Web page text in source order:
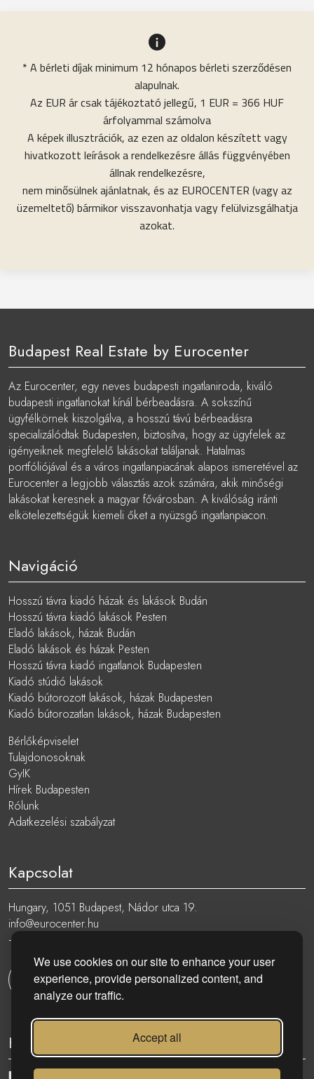
We use cookies on our site to enhance your user
experience, provide personalized content, and
analyze our traffic.
Accept all
* A bérleti díjak minimum 12 hónapos bérleti szerződésen
alapulnak.
Az EUR ár csak tájékoztató jellegű, 1 EUR = 366 HUF
árfolyammal számolva
A képek illusztrációk, az ezen az oldalon készített vagy
hivatkozott leírások a rendelkezésre állás függvényében
állnak rendelkezésre,
nem minősülnek ajánlatnak, és az EUROCENTER (vagy az
üzemeltető) bármikor visszavonhatja vagy felülvizsgálhatja
azokat.
Budapest Real Estate by Eurocenter
Az Eurocenter, egy neves budapesti ingatlaniroda, kiváló
budapesti ingatlanokat kínál bérbeadásra. A sokszínű
ügyfélkörnek kiszolgálva, a hosszú távú bérbeadásra
specializálódtak Budapesten, biztosítva, hogy az ügyfelek az
igényeiknek megfelelő lakásokat találjanak. Hatalmas
portfóliójával és a város ingatlanpiacának alapos ismeretével az
Eurocenter a legjobb választás azok számára, akik minőségi
lakásokat keresnek a magyar fővárosban. A kiválóság iránti
elkötelezettségük kiemeli őket a nyüzsgő ingatlanpiacon.
Navigáció
Hosszú távra kiadó házak és lakások Budán
Hosszú távra kiadó lakások Pesten
Eladó lakások, házak Budán
Eladó lakások és házak Pesten
Hosszú távra kiadó ingatlanok Budapesten
Kiadó stúdió lakások
Kiadó bútorozott lakások, házak Budapesten
Kiadó bútorozatlan lakások, házak Budapesten
Bérlőképviselet
Tulajdonosoknak
GyIK
Hírek Budapesten
Rólunk
Adatkezelési szabályzat
Kapcsolat
Hungary, 1051 Budapest, Nádor utca 19.
info@eurocenter.hu
+36 20 919 0005
Kapcsolatfelvétel
Kövess minket: